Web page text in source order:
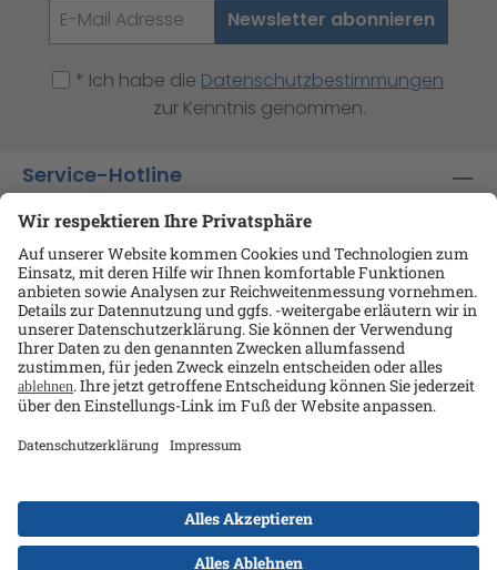
Newsletter abonnieren
* Ich habe die Datenschutzbestimmungen
zur Kenntnis genommen.
Service-Hotline
Shop-Service
Informationen
Ansprechpartner
Kontakt
Alle Preise exkl. gesetzl. Mehrwertsteuer zzgl.